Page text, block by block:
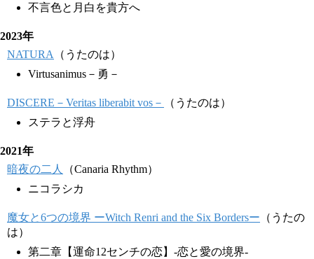
不言色と月白を貴方へ
2023年
NATURA
（うたのは）
Virtusanimus－勇－
DISCERE－Veritas liberabit vos－
（うたのは）
ステラと浮舟
2021年
暗夜の二人
（Canaria Rhythm）
ニコラシカ
魔女と6つの境界 ーWitch Renri and the Six Bordersー （うたの
は）
第二章【運命12センチの恋】-恋と愛の境界-